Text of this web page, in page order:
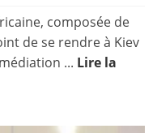
composée de
de se rendre à Kiev
... Lire la